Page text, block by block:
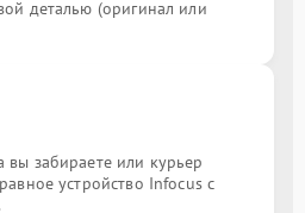
деталью (оригинал или
забираете или курьер
устройство Infocus с